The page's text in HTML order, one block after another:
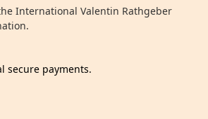
International Valentin Rathgeber